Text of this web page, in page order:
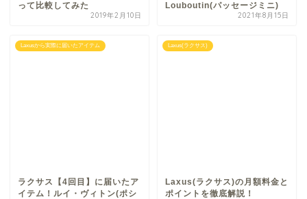
って比較してみた
2019年2月10日
Louboutin(パッセージミニ)
2021年8月15日
Laxusから実際に届いたアイテム
ラクサス【4回目】に届いたア
イテム！ルイ・ヴィトン(ポシ
Laxus(ラクサス)
Laxus(ラクサス)の月額料金と
ポイントを徹底解説！